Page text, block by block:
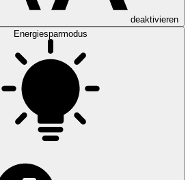
deaktivieren
Energiesparmodus